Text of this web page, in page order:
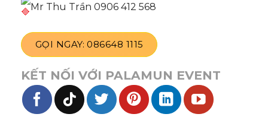
Mr Thu Trần 0906 412 568
GỌI NGAY: 086648 1115
KẾT NỐI VỚI PALAMUN EVENT